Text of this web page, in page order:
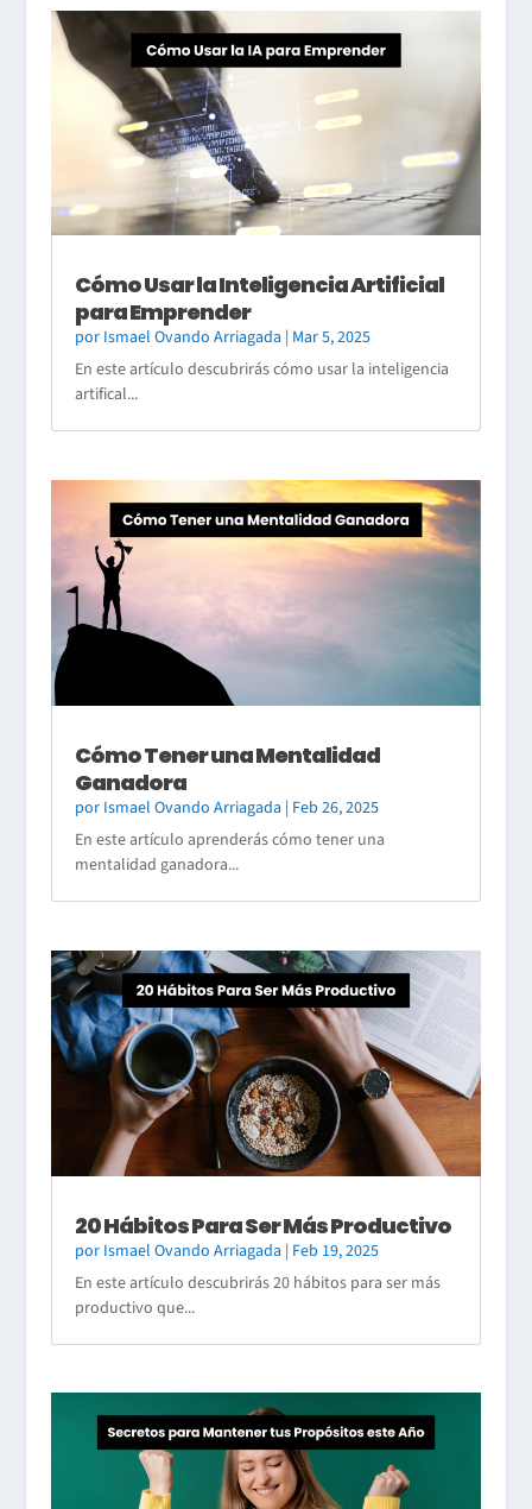
Cómo Usar la Inteligencia Artificial
para Emprender
por Ismael Ovando Arriagada | Mar 5, 2025
En este artículo descubrirás cómo usar la inteligencia
artifical...
Cómo Tener una Mentalidad
Ganadora
por Ismael Ovando Arriagada | Feb 26, 2025
En este artículo aprenderás cómo tener una
mentalidad ganadora...
20 Hábitos Para Ser Más Productivo
por Ismael Ovando Arriagada | Feb 19, 2025
En este artículo descubrirás 20 hábitos para ser más
productivo que...